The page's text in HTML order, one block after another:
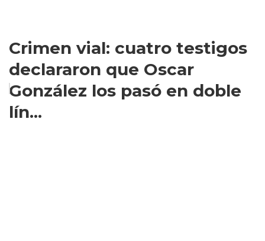
Crimen vial: cuatro testigos
declararon que Oscar
González los pasó en doble
lín...